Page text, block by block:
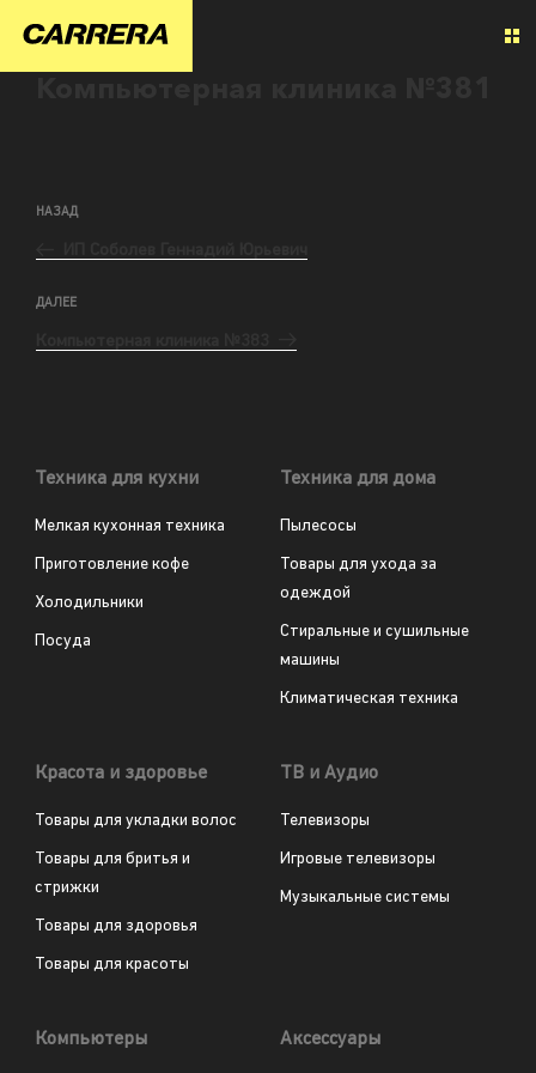
НАЗАД
ДАЛЕЕ
Техника для кухни
Мелкая кухонная техника
Приготовление кофе
Холодильники
Посуда
Техника для дома
Пылесосы
Товары для ухода за
одеждой
Стиральные и сушильные
машины
Климатическая техника
Красота и здоровье
Товары для укладки волос
Товары для бритья и
стрижки
Товары для здоровья
Товары для красоты
ТВ и Аудио
Телевизоры
Игровые телевизоры
Музыкальные системы
Компьютеры Аксессуары